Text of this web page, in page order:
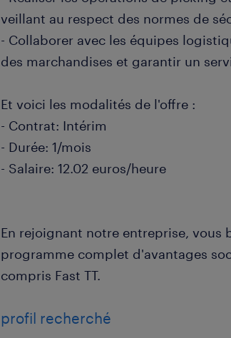
veillant au respect des normes de
- Collaborer avec les équipes
des marchandises et garantir un
Et voici les modalités de l'offre :
- Contrat: Intérim
- Durée: 1/mois
- Salaire: 12.02 euros/heure
En rejoignant notre entreprise, vous
programme complet d'avantages
compris Fast TT.
profil recherché